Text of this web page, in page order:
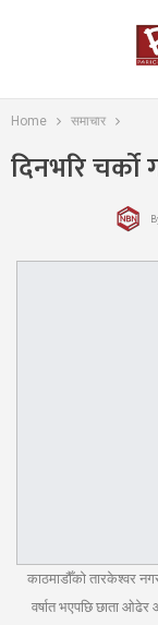
Home समाचार
दिनभरि चर्को
काठमाडौँको तारकेश्वर
वर्षात भएपछि छाता ओढेर